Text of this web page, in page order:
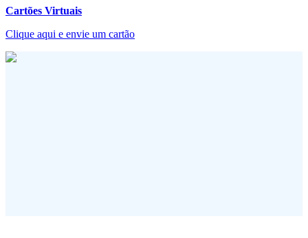
Cartões Virtuais
Clique aqui e envie um cartão